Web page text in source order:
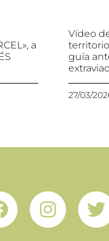
a
Vídeo
guía
27/03/